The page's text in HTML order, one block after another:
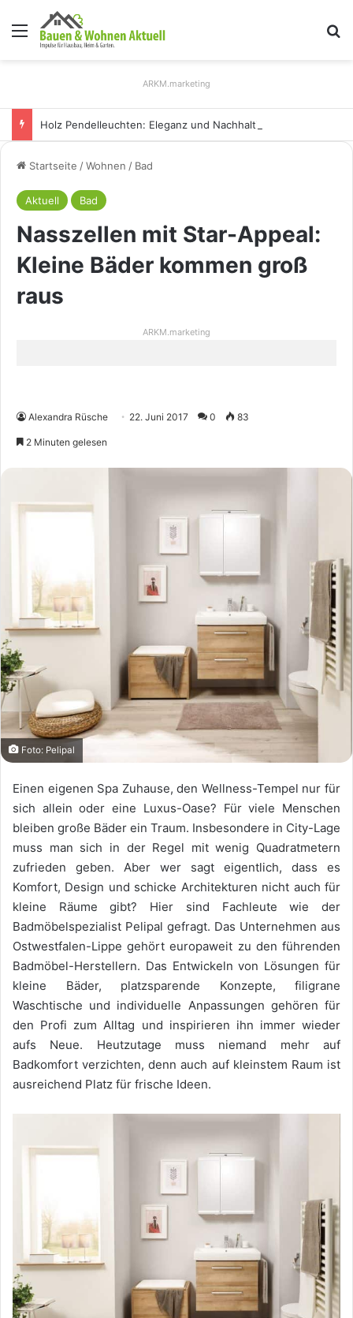
Menü
ARKM.marketing
Startseite /Wohnen / Bad
Aktuell Bad
Nasszellen mit Star-Appeal:
Kleine Bäder kommen groß
raus
ARKM.marketing
Alexandra Rüsche 22. Juni 2017 0 83
2 Minuten gelesen
Foto: Pelipal
Einen eigenen Spa Zuhause, den Wellness-Tempel nur für
sich allein oder eine Luxus-Oase? Für viele Menschen
bleiben große Bäder ein Traum. Insbesondere in City-Lage
muss man sich in der Regel mit wenig Quadratmetern
zufrieden geben. Aber wer sagt eigentlich, dass es
Komfort, Design und schicke Architekturen nicht auch für
kleine Räume gibt? Hier sind Fachleute wie der
Badmöbelspezialist Pelipal gefragt. Das Unternehmen aus
Ostwestfalen-Lippe gehört europaweit zu den führenden
Badmöbel-Herstellern. Das Entwickeln von Lösungen für
kleine Bäder, platzsparende Konzepte, filigrane
Waschtische und individuelle Anpassungen gehören für
den Profi zum Alltag und inspirieren ihn immer wieder
aufs Neue. Heutzutage muss niemand mehr auf
Badkomfort verzichten, denn auch auf kleinstem Raum ist
ausreichend Platz für frische Ideen.